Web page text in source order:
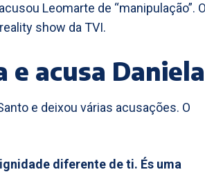
Leomarte de “manipulação”. O
show da TVI.
e acusa Daniela
e deixou várias acusações. O
diferente de ti. És uma